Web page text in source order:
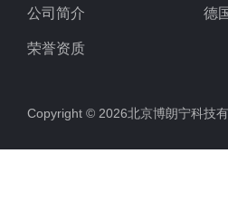
公司简介
荣誉资质
德
Copyright © 2026北京博朗宁科技